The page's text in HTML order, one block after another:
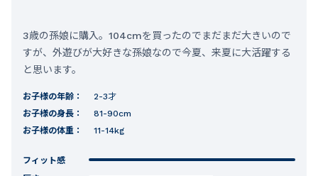
3歳の孫娘に購入。104cmを買ったのでまだまだ大きいので
すが、外遊びが大好きな孫娘なので今夏、来夏に大活躍する
と思います。
お子様の年齢：
2-3才
お子様の身長：
81-90cm
お子様の体重：
11-14kg
フィット感